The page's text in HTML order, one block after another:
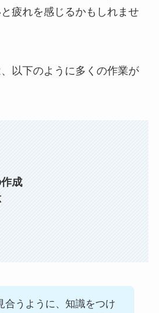
疲れを感じるかもしれませ
以下のように多くの作業が
成
合うように、知識をつけ